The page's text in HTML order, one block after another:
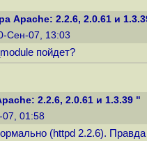
Apache: 2.2.6, 2.0.61 и
Сен-07, 13:03
пойдет?
2.2.6, 2.0.61 и 1.3.39 "
01:58
(httpd 2.2.6).